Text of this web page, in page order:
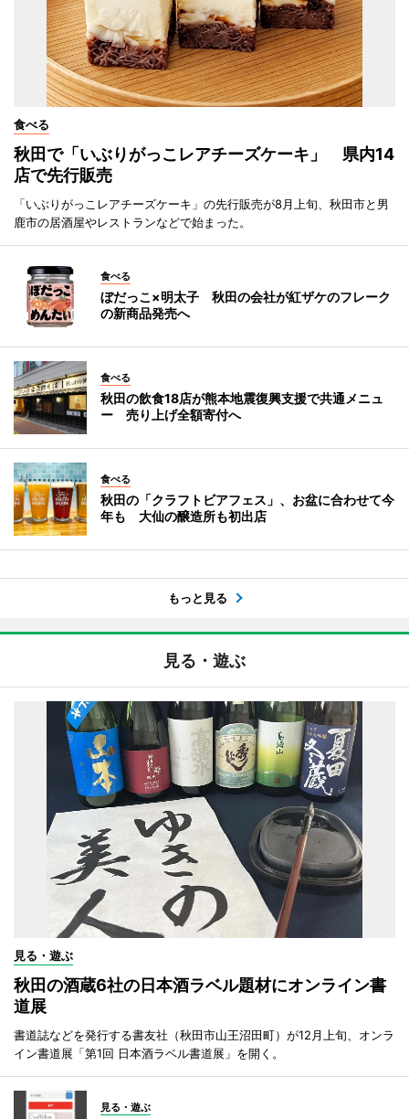
食べる
秋田で「いぶりがっこレアチーズケーキ」 県内14
店で先行販売
「いぶりがっこレアチーズケーキ」の先行販売が8月上旬、秋田市と男
鹿市の居酒屋やレストランなどで始まった。
食べる
ぼだっこ×明太子 秋田の会社が紅ザケのフレーク
の新商品発売へ
食べる
秋田の飲食18店が熊本地震復興支援で共通メニュ
ー 売り上げ全額寄付へ
食べる
秋田の「クラフトビアフェス」、お盆に合わせて今
年も 大仙の醸造所も初出店
もっと見る
見る・遊ぶ
見る・遊ぶ
秋田の酒蔵6社の日本酒ラベル題材にオンライン書
道展
書道誌などを発行する書友社（秋田市山王沼田町）が12月上旬、オンラ
イン書道展「第1回 日本酒ラベル書道展」を開く。
見る・遊ぶ